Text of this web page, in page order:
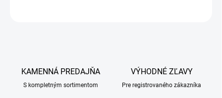
KAMENNÁ PREDAJŇA
S kompletným sortimentom
VÝHODNÉ ZĽAVY
Pre registrovaného zákazníka